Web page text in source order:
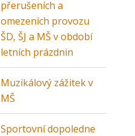
přerušeních a
omezeních provozu
ŠD, ŠJ a MŠ v období
letních prázdnin
Muzikálový zážitek v
MŠ
Sportovní dopoledne